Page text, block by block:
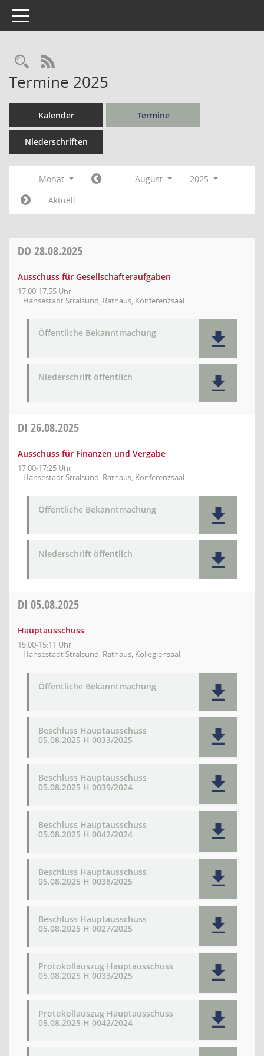
Toggle navigation
Rechercheauswahl
RSS-Feed
Termine 2025
Kalender Termine
Niederschriften
Monat August
2025
Aktuell
DO 28.08.2025
Ausschuss für Gesellschafteraufgaben
17:00-17:55 Uhr
Hansestadt Stralsund, Rathaus, Konferenzsaal
Öffentliche Bekanntmachung
Niederschrift öffentlich
DI 26.08.2025
Ausschuss für Finanzen und Vergabe
17:00-17:25 Uhr
Hansestadt Stralsund, Rathaus, Konferenzsaal
Öffentliche Bekanntmachung
Niederschrift öffentlich
DI 05.08.2025
Hauptausschuss
15:00-15:11 Uhr
Hansestadt Stralsund, Rathaus, Kollegiensaal
Öffentliche Bekanntmachung
Beschluss Hauptausschuss
05.08.2025 H 0033/2025
Beschluss Hauptausschuss
05.08.2025 H 0039/2024
Beschluss Hauptausschuss
05.08.2025 H 0042/2024
Beschluss Hauptausschuss
05.08.2025 H 0038/2025
Beschluss Hauptausschuss
05.08.2025 H 0027/2025
Protokollauszug Hauptausschuss
05.08.2025 H 0033/2025
Protokollauszug Hauptausschuss
05.08.2025 H 0042/2024